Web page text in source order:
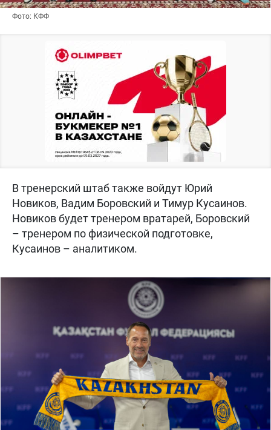
Фото: КФФ
В тренерский штаб также войдут Юрий
Новиков, Вадим Боровский и Тимур Кусаинов.
Новиков будет тренером вратарей, Боровский
– тренером по физической подготовке,
Кусаинов – аналитиком.